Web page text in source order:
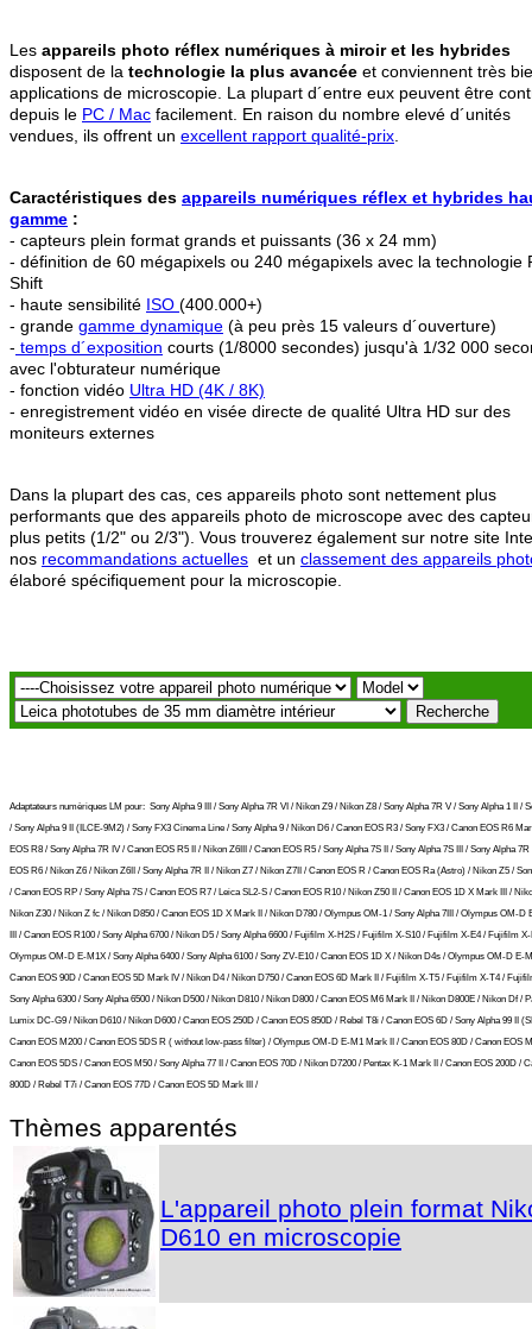
Les appareils photo réflex numériques à miroir et les hybrides
disposent de la technologie la plus avancée et conviennent très
applications de microscopie. La plupart d´entre eux peuvent être
depuis le PC / Mac facilement. En raison du nombre elevé d´unités
vendues, ils offrent un excellent rapport qualité-prix.
Caractéristiques des appareils numériques réflex et hybrides
gamme :
- capteurs plein format grands et puissants (36 x 24 mm)
- définition de 60 mégapixels ou 240 mégapixels avec la technologie
Shift
- haute sensibilité ISO (400.000+)
- grande gamme dynamique (à peu près 15 valeurs d´ouverture)
- temps d´exposition courts (1/8000 secondes) jusqu'à 1/32 000
avec l'obturateur numérique
- fonction vidéo Ultra HD (4K / 8K)
- enregistrement vidéo en visée directe de qualité Ultra HD sur des
moniteurs externes
Dans la plupart des cas, ces appareils photo sont nettement plus
performants que des appareils photo de microscope avec des
plus petits (1/2" ou 2/3"). Vous trouverez également sur notre site
nos recommandations actuelles et un classement des appareils
élaboré spécifiquement pour la microscopie.
Adaptateurs numèriques LM pour: Sony Alpha 9 III / Sony Alpha 7R VI / Nikon Z9 / Nikon Z8 / Sony Alpha 7R V / Sony Alpha 1 II /
/ Sony Alpha 9 II (ILCE-9M2) / Sony FX3 Cinema Line / Sony Alpha 9 / Nikon D6 / Canon EOS R3 / Sony FX3 / Canon EOS R6
EOS R8 / Sony Alpha 7R IV / Canon EOS R5 II / Nikon Z6III / Canon EOS R5 / Sony Alpha 7S II / Sony Alpha 7S III / Sony Alpha 7R
EOS R6 / Nikon Z6 / Nikon Z6II / Sony Alpha 7R II / Nikon Z7 / Nikon Z7II / Canon EOS R / Canon EOS Ra (Astro) / Nikon Z5 /
/ Canon EOS RP / Sony Alpha 7S / Canon EOS R7 / Leica SL2-S / Canon EOS R10 / Nikon Z50 II / Canon EOS 1D X Mark III /
Nikon Z30 / Nikon Z fc / Nikon D850 / Canon EOS 1D X Mark II / Nikon D780 / Olympus OM-1 / Sony Alpha 7III / Olympus OM-D
III / Canon EOS R100 / Sony Alpha 6700 / Nikon D5 / Sony Alpha 6600 / Fujifilm X-H2S / Fujifilm X-S10 / Fujifilm X-E4 / Fujifilm
Olympus OM-D E-M1X / Sony Alpha 6400 / Sony Alpha 6100 / Sony ZV-E10 / Canon EOS 1D X / Nikon D4s / Olympus OM-D E-
Canon EOS 90D / Canon EOS 5D Mark IV / Nikon D4 / Nikon D750 / Canon EOS 6D Mark II / Fujifilm X-T5 / Fujifilm X-T4 /
Sony Alpha 6300 / Sony Alpha 6500 / Nikon D500 / Nikon D810 / Nikon D800 / Canon EOS M6 Mark II / Nikon D800E / Nikon Df /
Lumix DC-G9 / Nikon D610 / Nikon D600 / Canon EOS 250D / Canon EOS 850D / Rebel T8i / Canon EOS 6D / Sony Alpha 99 II
Canon EOS M200 / Canon EOS 5DS R ( without low-pass filter) / Olympus OM-D E-M1 Mark II / Canon EOS 80D / Canon EOS
Canon EOS 5DS / Canon EOS M50 / Sony Alpha 77 II / Canon EOS 70D / Nikon D7200 / Pentax K-1 Mark II / Canon EOS 200D /
800D / Rebel T7i / Canon EOS 77D / Canon EOS 5D Mark III /
Thèmes apparentés
L'appareil photo plein format
D610 en microscopie